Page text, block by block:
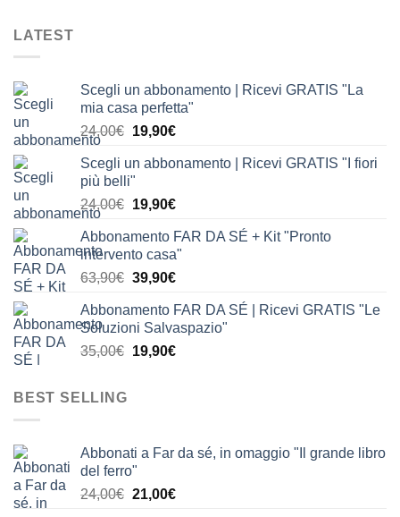
LATEST
Scegli un abbonamento | Ricevi GRATIS "La
mia casa perfetta"
24,00€ Il
originale
24,00€.
19,90€Il
attuale
19,90€.
Scegli un abbonamento | Ricevi GRATIS "I fiori
più belli"
24,00€ Il
originale
era:
24,00€.
19,90€Il
attuale
è:
19,90€.
Abbonamento FAR DA SÉ + Kit "Pronto
intervento casa"
63,90€ Il
originale
era:
63,90€.
39,90€Il
attuale
è:
39,90€.
Abbonamento FAR DA SÉ | Ricevi GRATIS "Le
Soluzioni Salvaspazio"
35,00€ Il
19,90€Il
BEST SELLING
Abbonati a Far da sé, in omaggio "Il grande libro
del ferro"
24,00€ Il
21,00€Il